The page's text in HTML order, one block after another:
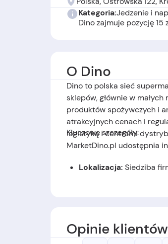
Kategoria:Jedzenie i
Dino zajmuje pozycję 15
O Dino
Dino to polska sieć
sklepów, głównie w
produktów spożywczych i
atrakcyjnych cenach i
logistyką i centrami
MarketDino.pl udostępnia
Kluczowe szczegóły:
Lokalizacja: Siedziba
Opinie klientów